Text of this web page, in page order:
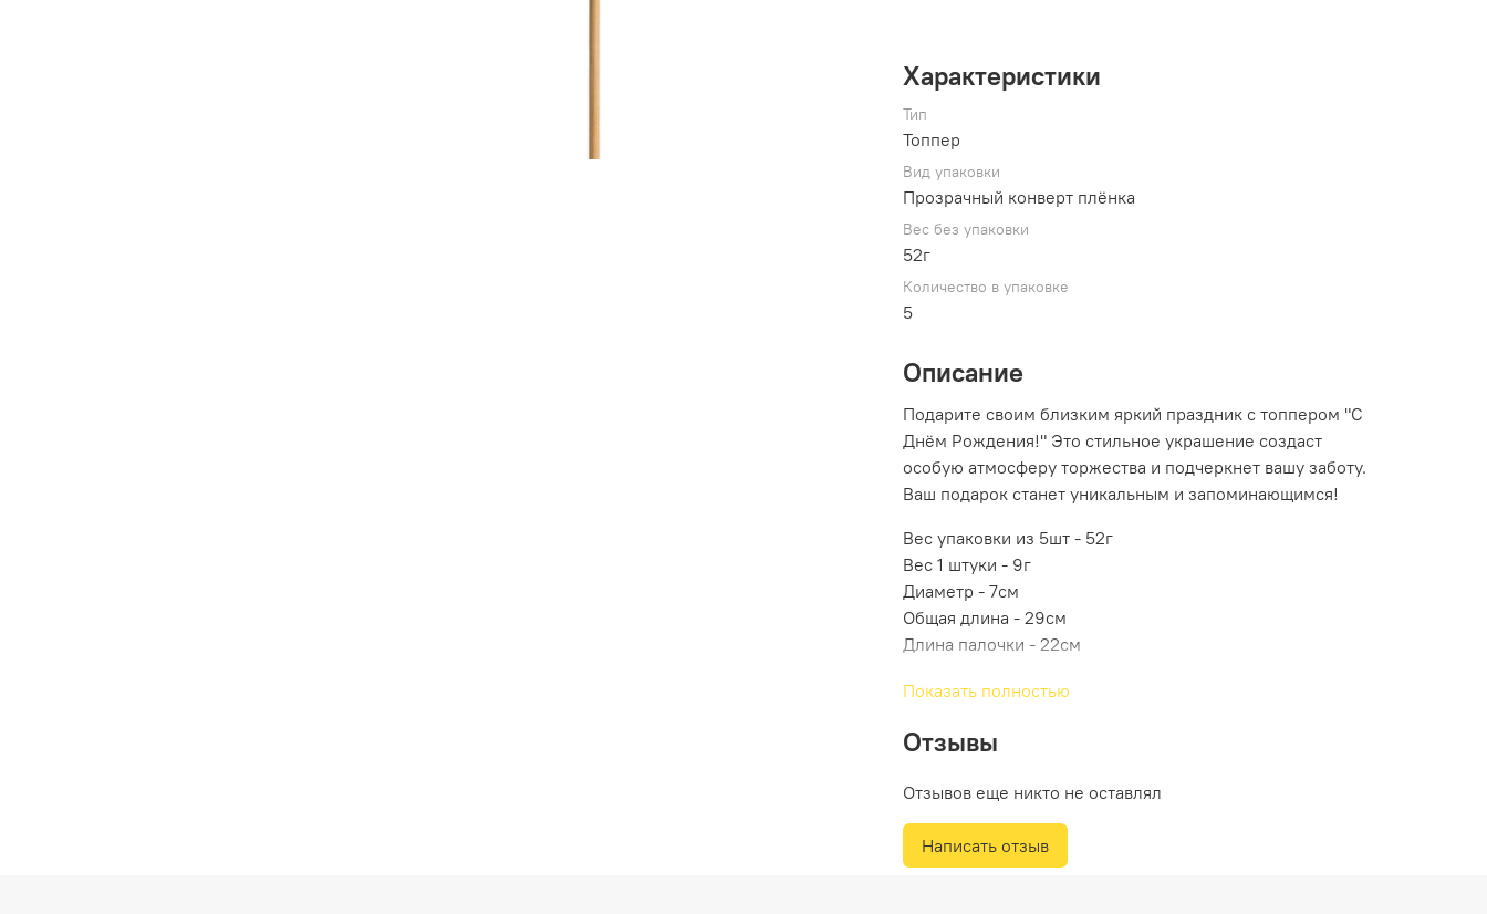
Характеристики
Тип
Топпер
Вид упаковки
Прозрачный конверт плёнка
Вес без упаковки
52г
Количество в упаковке
5
Описание
Подарите своим близким яркий праздник с топпером "С
Днём Рождения!" Это стильное украшение создаст
особую атмосферу торжества и подчеркнет вашу заботу.
Ваш подарок станет уникальным и запоминающимся!
Вес упаковки из 5шт - 52г
Вес 1 штуки - 9г
Диаметр - 7см
Общая длина - 29см
Длина палочки - 22см
Показать полностью
Отзывы
Отзывов еще никто не оставлял
Написать отзыв